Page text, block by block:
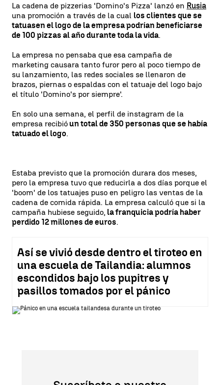
La cadena de pizzerias 'Domino's Pizza' lanzó en Rusia
una promoción a través de la cual los clientes que se
tatuasen el logo de la empresa podrían beneficiarse
de 100 pizzas al año durante toda la vida.
La empresa no pensaba que esa campaña de
marketing causara tanto furor pero al poco tiempo de
su lanzamiento, las redes sociales se llenaron de
brazos, piernas o espaldas con el tatuaje del logo bajo
el título 'Domino's por siempre'.
En solo una semana, el perfil de instagram de la
empresa recibió un total de 350 personas que se había
tatuado el logo.
Estaba previsto que la promoción durara dos meses,
pero la empresa tuvo que reducirla a dos días porque el
'boom' de los tatuajes puso en peligro las ventas de la
cadena de comida rápida. La empresa calculó que si la
campaña hubiese seguido, la franquicia podría haber
perdido 12 millones de euros.
Así se vivió desde dentro el tiroteo en
una escuela de Tailandia: alumnos
escondidos bajo los pupitres y
pasillos tomados por el pánico